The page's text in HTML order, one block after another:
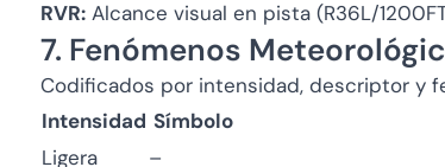
RVR: Alcance visual en pista (R36L/
7. Fenómenos
Codificados por intensidad, descriptor y
Intensidad Símbolo
Ligera
–